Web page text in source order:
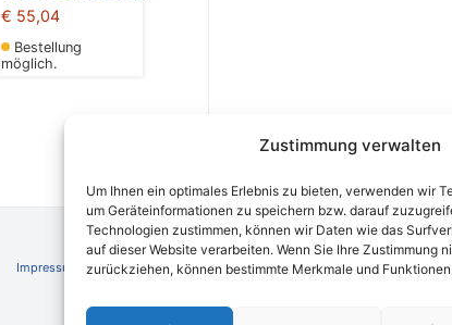
Zustimmung verwalten
Um Ihnen ein optimales Erlebnis zu bieten, verwenden wir
um Geräteinformationen zu speichern bzw. darauf
Technologien zustimmen, können wir Daten wie das
auf dieser Website verarbeiten. Wenn Sie Ihre Zustimmung
zurückziehen, können bestimmte Merkmale und
€ 55,04
Bestellung
möglich.
Impressum AGB Schlichtungsstelle Widerrufsrecht und Formular